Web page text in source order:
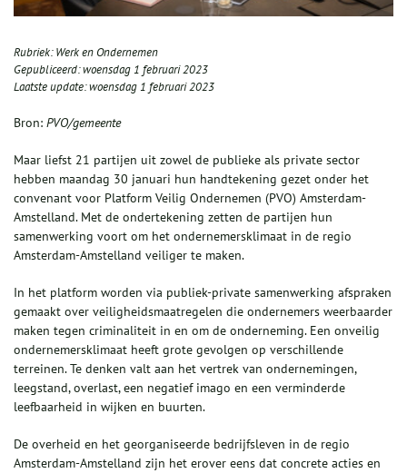
Rubriek:Werk en Ondernemen
Gepubliceerd:woensdag 1 februari 2023
Laatste update:woensdag 1 februari 2023
Bron: PVO/gemeente
Maar liefst 21 partijen uit zowel de publieke als private sector
hebben maandag 30 januari hun handtekening gezet onder het
convenant voor Platform Veilig Ondernemen (PVO) Amsterdam-
Amstelland. Met de ondertekening zetten de partijen hun
samenwerking voort om het ondernemersklimaat in de regio
Amsterdam-Amstelland veiliger te maken.
In het platform worden via publiek-private samenwerking afspraken
gemaakt over veiligheidsmaatregelen die ondernemers weerbaarder
maken tegen criminaliteit in en om de onderneming. Een onveilig
ondernemersklimaat heeft grote gevolgen op verschillende
terreinen. Te denken valt aan het vertrek van ondernemingen,
leegstand, overlast, een negatief imago en een verminderde
leefbaarheid in wijken en buurten.
De overheid en het georganiseerde bedrijfsleven in de regio
Amsterdam-Amstelland zijn het erover eens dat concrete acties en